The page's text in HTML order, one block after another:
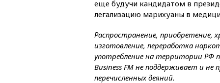
еще будучи кандидатом в
легализацию марихуаны в
Распространение, приобретение,
изготовление, переработка
употребление на территории РФ
Business FM не поддерживает и не
перечисленных деяний.